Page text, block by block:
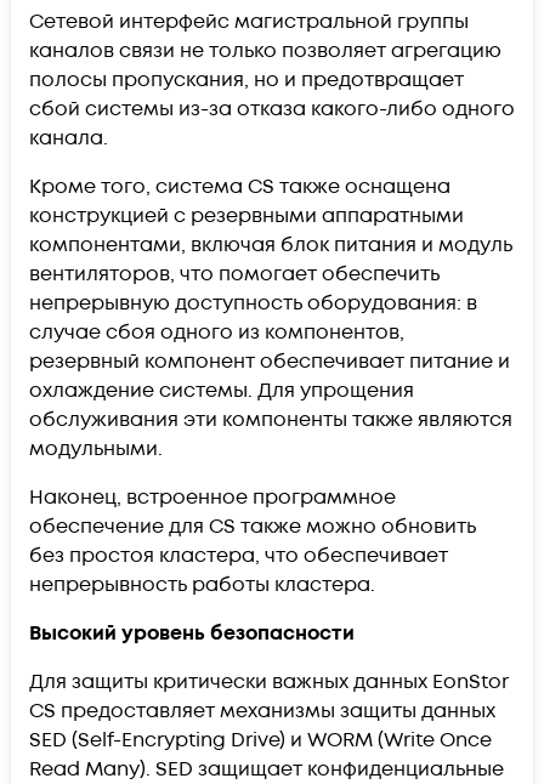
Сетевой интерфейс магистральной группы
каналов связи не только позволяет агрегацию
полосы пропускания, но и предотвращает
сбой системы из-за отказа какого-либо одного
канала.
Кроме того, система CS также оснащена
конструкцией с резервными аппаратными
компонентами, включая блок питания и модуль
вентиляторов, что помогает обеспечить
непрерывную доступность оборудования: в
случае сбоя одного из компонентов,
резервный компонент обеспечивает питание и
охлаждение системы. Для упрощения
обслуживания эти компоненты также являются
модульными.
Наконец, встроенное программное
обеспечение для CS также можно обновить
без простоя кластера, что обеспечивает
непрерывность работы кластера.
Высокий уровень безопасности
Для защиты критически важных данных EonStor
CS предоставляет механизмы защиты данных
SED (Self-Encrypting Drive) и WORM (Write Once
Read Many). SED защищает конфиденциальные